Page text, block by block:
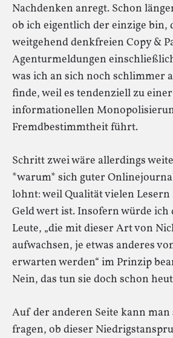
Nachdenken anregt. Schon
ob ich eigentlich der einzige bin,
weitgehend denkfreien Copy &
Agenturmeldungen
was ich an sich noch schlimmer
finde, weil es tendenziell zu
informationellen
Fremdbestimmtheit führt.
Schritt zwei wäre allerdings
*warum* sich guter
lohnt: weil Qualität vielen
Geld wert ist. Insofern würde ich
Leute, „die mit dieser Art von
aufwachsen, je etwas anderes
erwarten werden“ im Prinzip
Nein, das tun sie doch schon
Auf der anderen Seite kann man
fragen, ob dieser